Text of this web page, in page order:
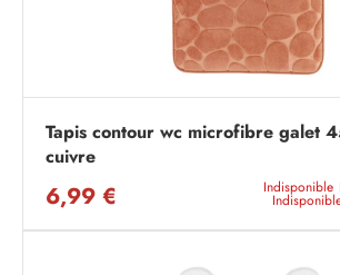
Tapis contour wc microfibre galet
cuivre
6,99 € Indisponible